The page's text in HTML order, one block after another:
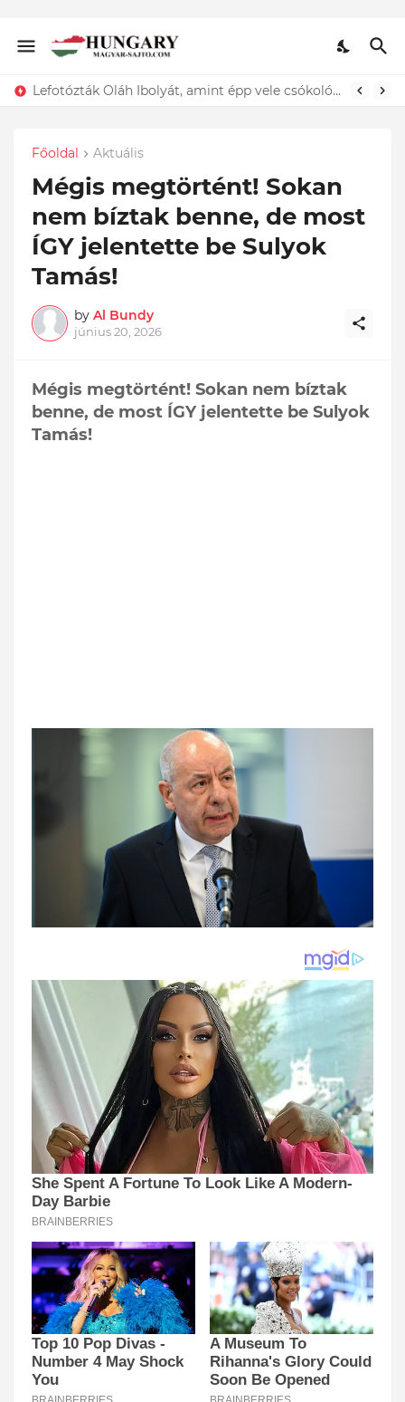
Lefotózták Oláh Ibolyát, amint épp vele csókolózik - EZT nem hiszed el, kinek a karjában kötött ki...ÍME
Főoldal Aktuális
Mégis megtörtént! Sokan
nem bíztak benne, de most
ÍGY jelentette be Sulyok
Tamás!
by Al Bundy
június 20, 2026
Mégis megtörtént! Sokan nem bíztak
benne, de most ÍGY jelentette be Sulyok
Tamás!